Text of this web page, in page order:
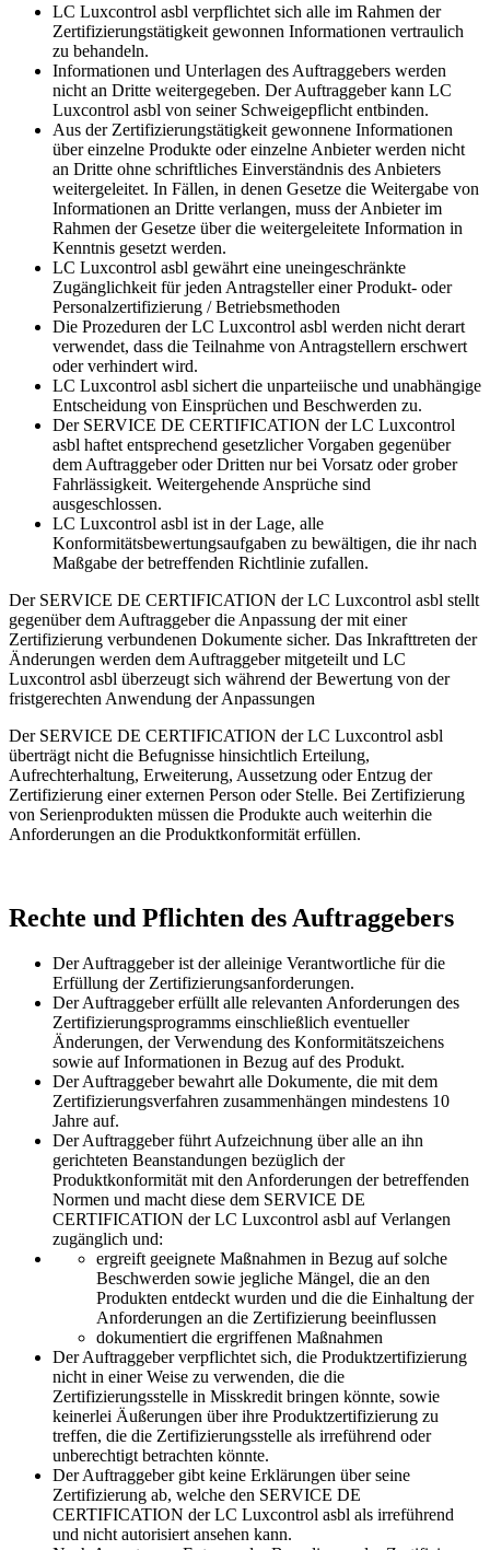
LC Luxcontrol asbl verpflichtet sich alle im Rahmen der
Zertifizierungstätigkeit gewonnen Informationen vertraulich
zu behandeln.
Informationen und Unterlagen des Auftraggebers werden
nicht an Dritte weitergegeben. Der Auftraggeber kann LC
Luxcontrol asbl von seiner Schweigepflicht entbinden.
Aus der Zertifizierungstätigkeit gewonnene Informationen
über einzelne Produkte oder einzelne Anbieter werden nicht
an Dritte ohne schriftliches Einverständnis des Anbieters
weitergeleitet. In Fällen, in denen Gesetze die Weitergabe von
Informationen an Dritte verlangen, muss der Anbieter im
Rahmen der Gesetze über die weitergeleitete Information in
Kenntnis gesetzt werden.
LC Luxcontrol asbl gewährt eine uneingeschränkte
Zugänglichkeit für jeden Antragsteller einer Produkt- oder
Personalzertifizierung / Betriebsmethoden
Die Prozeduren der LC Luxcontrol asbl werden nicht derart
verwendet, dass die Teilnahme von Antragstellern erschwert
oder verhindert wird.
LC Luxcontrol asbl sichert die unparteiische und unabhängige
Entscheidung von Einsprüchen und Beschwerden zu.
Der SERVICE DE CERTIFICATION der LC Luxcontrol
asbl haftet entsprechend gesetzlicher Vorgaben gegenüber
dem Auftraggeber oder Dritten nur bei Vorsatz oder grober
Fahrlässigkeit. Weitergehende Ansprüche sind
ausgeschlossen.
LC Luxcontrol asbl ist in der Lage, alle
Konformitätsbewertungsaufgaben zu bewältigen, die ihr nach
Maßgabe der betreffenden Richtlinie zufallen.
Der SERVICE DE CERTIFICATION der LC Luxcontrol asbl stellt
gegenüber dem Auftraggeber die Anpassung der mit einer
Zertifizierung verbundenen Dokumente sicher. Das Inkrafttreten der
Änderungen werden dem Auftraggeber mitgeteilt und LC
Luxcontrol asbl überzeugt sich während der Bewertung von der
fristgerechten Anwendung der Anpassungen
Der SERVICE DE CERTIFICATION der LC Luxcontrol asbl
überträgt nicht die Befugnisse hinsichtlich Erteilung,
Aufrechterhaltung, Erweiterung, Aussetzung oder Entzug der
Zertifizierung einer externen Person oder Stelle. Bei Zertifizierung
von Serienprodukten müssen die Produkte auch weiterhin die
Anforderungen an die Produktkonformität erfüllen.
Rechte und Pflichten des Auftraggebers
Der Auftraggeber ist der alleinige Verantwortliche für die
Erfüllung der Zertifizierungsanforderungen.
Der Auftraggeber erfüllt alle relevanten Anforderungen des
Zertifizierungsprogramms einschließlich eventueller
Änderungen, der Verwendung des Konformitätszeichens
sowie auf Informationen in Bezug auf des Produkt.
Der Auftraggeber bewahrt alle Dokumente, die mit dem
Zertifizierungsverfahren zusammenhängen mindestens 10
Jahre auf.
Der Auftraggeber führt Aufzeichnung über alle an ihn
gerichteten Beanstandungen bezüglich der
Produktkonformität mit den Anforderungen der betreffenden
Normen und macht diese dem SERVICE DE
CERTIFICATION der LC Luxcontrol asbl auf Verlangen
zugänglich und:
ergreift geeignete Maßnahmen in Bezug auf solche
Beschwerden sowie jegliche Mängel, die an den
Produkten entdeckt wurden und die die Einhaltung der
Anforderungen an die Zertifizierung beeinflussen
dokumentiert die ergriffenen Maßnahmen
Der Auftraggeber verpflichtet sich, die Produktzertifizierung
nicht in einer Weise zu verwenden, die die
Zertifizierungsstelle in Misskredit bringen könnte, sowie
keinerlei Äußerungen über ihre Produktzertifizierung zu
treffen, die die Zertifizierungsstelle als irreführend oder
unberechtigt betrachten könnte.
Der Auftraggeber gibt keine Erklärungen über seine
Zertifizierung ab, welche den SERVICE DE
CERTIFICATION der LC Luxcontrol asbl als irreführend
und nicht autorisiert ansehen kann.